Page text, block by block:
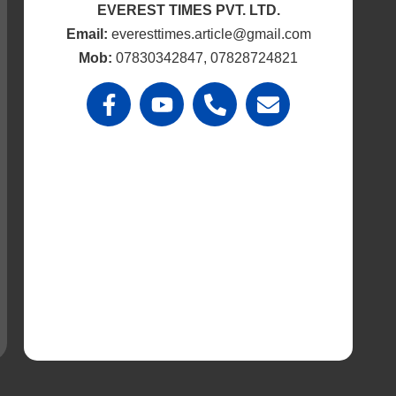
EVEREST TIMES PVT. LTD.
Email: everesttimes.article@gmail.com
Mob: 07830342847, 07828724821